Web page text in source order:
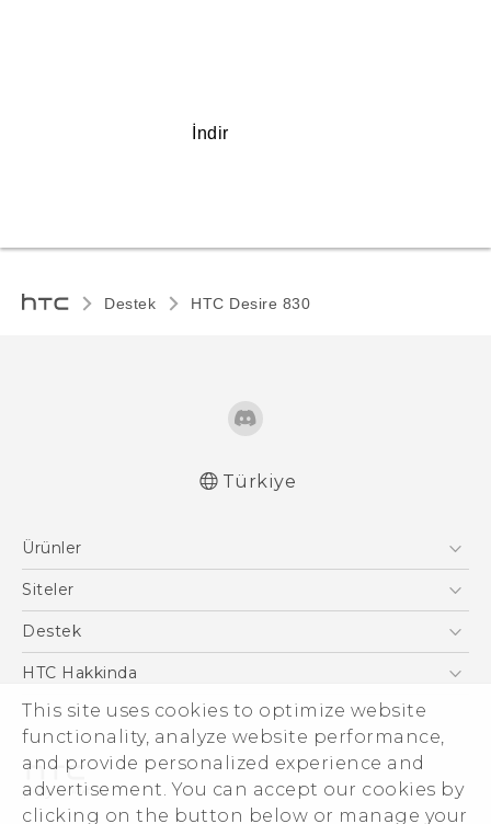
This site uses cookies to optimize website
functionality, analyze website performance,
and provide personalized experience and
advertisement. You can accept our cookies by
clicking on the button below or manage your
İndir
Destek HTC Desire 830‎
Türkiye
Ürünler
Akıllı Telefonlar
VIVE
Siteler
HTC Dev
Destek
Destek Merkezi
HTC Hakkinda
ESG
Yatırımcı (İNGİLİZCE)
Gizlilik Politikası
Ürün Güvenliği